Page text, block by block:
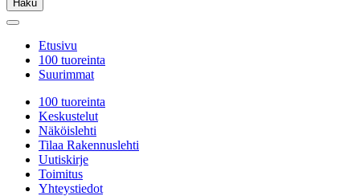
Haku
Etusivu
100 tuoreinta
Suurimmat
100 tuoreinta
Keskustelut
Näköislehti
Tilaa Rakennuslehti
Uutiskirje
Toimitus
Yhteystiedot